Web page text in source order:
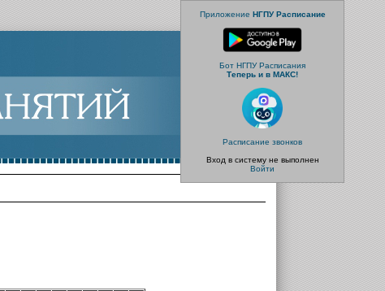
Приложение НГПУ Расписание
Бот НГПУ Расписания
Теперь и в МАКС!
Расписание звонков
Вход в систему не выполнен
Войти